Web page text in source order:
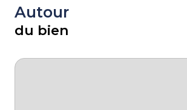
Autour
du bien